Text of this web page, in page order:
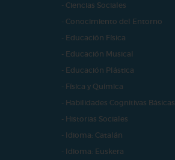
- Ciencias Sociales
- Conocimiento del Entorno
- Educación Física
- Educación Musical
- Educación Plástica
- Física y Química
- Habilidades Cognitivas Básicas
- Historias Sociales
- Idioma: Catalán
- Idioma: Euskera